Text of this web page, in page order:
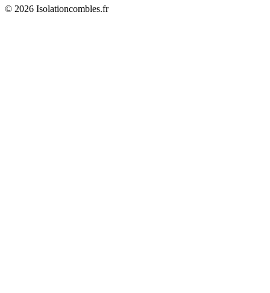
© 2026 Isolationcombles.fr